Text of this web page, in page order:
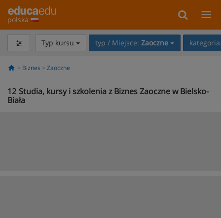
polska
Typ kursu typ / Miejsce: Zaoczne
Biznes Zaoczne
12 Studia, kursy i szkolenia z Biznes Zaoczne w Bielsko-
Biała